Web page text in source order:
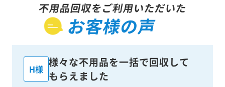
不用品回収をご利用いただいた
お客様の声
H様
様々な不用品を一括で回収して
もらえました